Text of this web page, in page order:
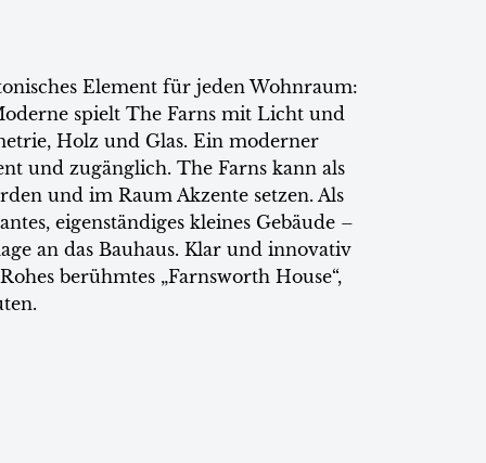
Element für jeden Wohnraum:
spielt The Farns mit Licht und
Holz und Glas. Ein moderner
und zugänglich. The Farns kann als
und im Raum Akzente setzen. Als
eigenständiges kleines Gebäude –
an das Bauhaus. Klar und innovativ
berühmtes „Farnsworth House“,